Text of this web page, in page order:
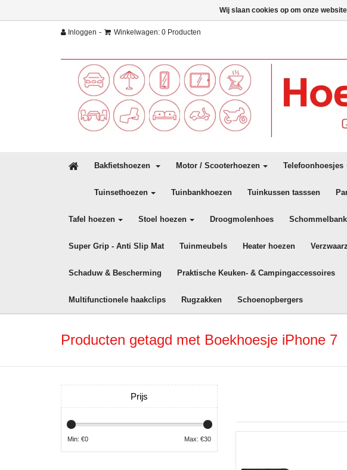
Inloggen - Winkelwagen: 0 Producten
Bakfietshoezen Motor / Scooterhoezen Telefoonhoesjes
Tuinsethoezen Tuinbankhoezen Tuinkussen tasssen
Tafel hoezen Stoel hoezen Droogmolenhoes
Super Grip - Anti Slip Mat Tuinmeubels Heater hoezen
Schaduw & Bescherming Praktische Keuken- & Campingaccessoires
Multifunctionele haakclips Rugzakken Schoenopbergers
Producten getagd met Boekhoesje iPhone 7
Prijs
Min: €0 Max: €30
Wij slaan cookies op om onze